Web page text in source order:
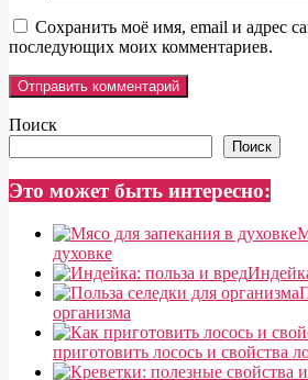
Сохранить моё имя, email и адрес
последующих моих комментариев.
Поиск
Поиск
Это может быть интересно:
духовке
организма
приготовить лосось и свойства